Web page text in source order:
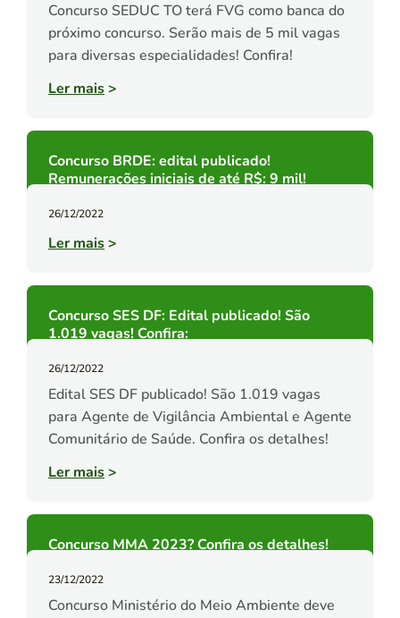
Concurso SEDUC TO terá FVG como banca do
próximo concurso. Serão mais de 5 mil vagas
para diversas especialidades! Confira!
Ler mais>
Concurso BRDE: edital publicado!
Remunerações iniciais de até R$: 9 mil!
26/12/2022
Ler mais>
Concurso SES DF: Edital publicado! São
1.019 vagas! Confira:
26/12/2022
Edital SES DF publicado! São 1.019 vagas
para Agente de Vigilância Ambiental e Agente
Comunitário de Saúde. Confira os detalhes!
Ler mais>
Concurso MMA 2023? Confira os detalhes!
23/12/2022
Concurso Ministério do Meio Ambiente deve